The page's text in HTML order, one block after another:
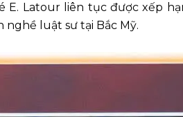
Latour liên tục được xếp
luật sư tại Bắc Mỹ.